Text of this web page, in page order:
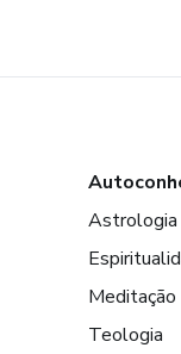
Astrologia
Meditação
Teologia